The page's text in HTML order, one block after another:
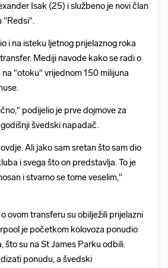
Isak (25) i službeno je novi član
"Redsi".
i na isteku ljetnog prijelaznog roka
Mediji navode kako se radi o
"otoku" vrijednom 150 milijuna
podijelio je prve dojmove za
švedski napadač.
Ali jako sam sretan što sam dio
i svega što on predstavlja. To je
i stvarno se tome veselim,"
ovom transferu su obilježili prijelazni
je početkom kolovoza ponudio
što su na St James Parku odbili.
ponudu, a švedski